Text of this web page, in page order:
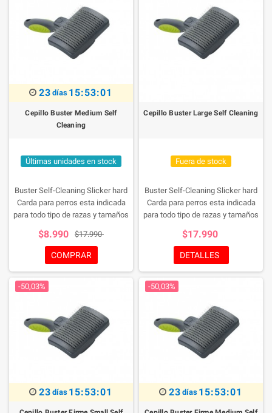
23 días 15:53:01
Cepillo Buster Medium Self
Cleaning
Últimas unidades en stock
Buster Self-Cleaning Slicker hard
Carda para perros esta indicada
para todo tipo de razas y tamaños
ideal para cepillar a tu mascota, y
con un habil sistema para eliminar
los pelos atrapados haciendo mas
facil la limpieza.
$8.990 $17.990
COMPRAR
Cepillo Buster Large Self Cleaning
Fuera de stock
Buster Self-Cleaning Slicker hard
Carda para perros esta indicada
para todo tipo de razas y tamaños
ideal para cepillar a tu mascota, y
con un habil sistema para eliminar
los pelos atrapados haciendo mas
facil la limpieza.
$17.990
DETALLES
-50,03%
23 días 15:53:01
-50,03%
23 días 15:53:01